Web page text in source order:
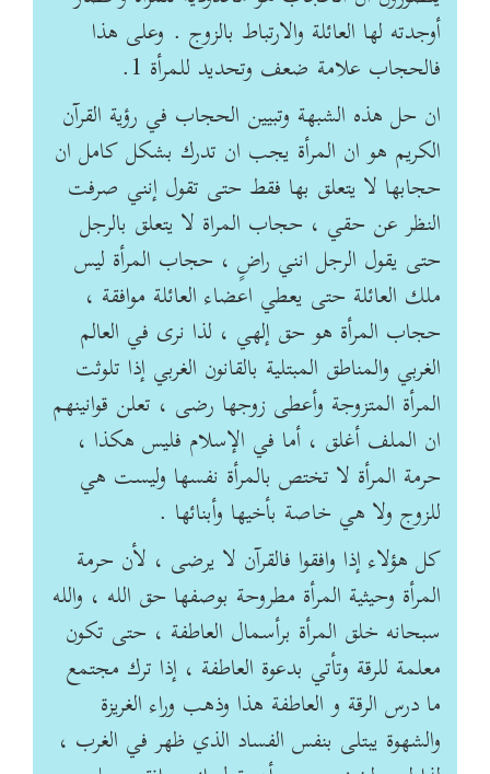
أوجدته لها العائلة والارتباط بالزوج . وعلى هذا
فالحجاب علامة ضعف وتحديد للمرأة 1.
ان حل هذه الشبهة وتبيين الحجاب في رؤية القرآن
الكريم هو ان المرأة يجب ان تدرك بشكل كامل ان
حجابها لا يتعلق بها فقط حتى تقول إنني صرفت
النظر عن حقي ، حجاب المراة لا يتعلق بالرجل
حتى يقول الرجل انني راضٍ ، حجاب المرأة ليس
ملك العائلة حتى يعطي اعضاء العائلة موافقة ،
حجاب المرأة هو حق إلهي ، لذا نرى في العالم
الغربي والمناطق المبتلية بالقانون الغربي إذا تلوثت
المرأة المتزوجة وأعطى زوجها رضى ، تعلن قوانينهم
ان الملف أغلق ، أما في الإسلام فليس هكذا ،
حرمة المرأة لا تختص بالمرأة نفسها وليست هي
للزوج ولا هي خاصة بأخيها وأبنائها .
كل هؤلاء إذا وافقوا فالقرآن لا يرضى ، لأن حرمة
المرأة وحيثية المرأة مطروحة بوصفها حق الله ، والله
سبحانه خلق المرأة برأسمال العاطفة ، حتى تكون
معلمة للرقة وتأتي بدعوة العاطفة ، إذا ترك مجتمع
ما درس الرقة و العاطفة هذا وذهب وراء الغريزة
والشهوة يبتلى بنفس الفساد الذي ظهر في الغرب ،